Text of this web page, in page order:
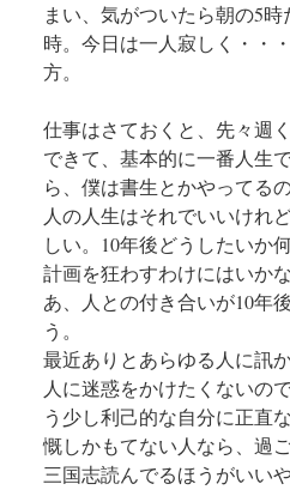
キ
プ
まい、気がついたら朝の5
時。今日は一人寂しく・・
方。
仕事はさておくと、先々週
できて、基本的に一番人生
ら、僕は書生とかやってる
人の人生はそれでいいけれ
しい。10年後どうしたいか
計画を狂わすわけにはいか
あ、人との付き合いが10年
う。
最近ありとあらゆる人に訊
人に迷惑をかけたくないの
う少し利己的な自分に正直
慨しかもてない人なら、過
三国志読んでるほうがいいや